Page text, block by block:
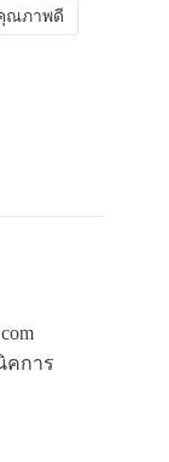
ณภาพดี
คการ